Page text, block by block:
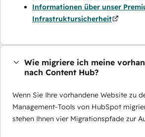
Informationen über unser
Infrastruktursicherheit
Wie migriere ich meine
nach Content Hub?
Wenn Sie Ihre vorhandene Website zu
Management-Tools von HubSpot
stehen Ihnen vier Migrationspfade zur